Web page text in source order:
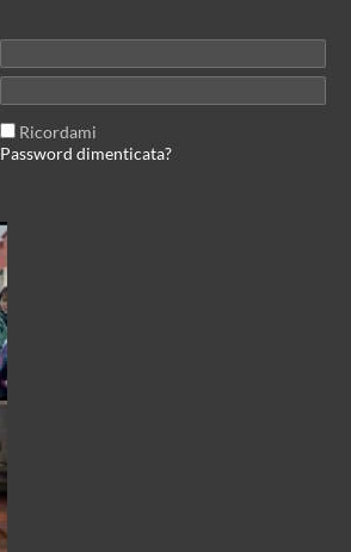
Ricordami
Password dimenticata?